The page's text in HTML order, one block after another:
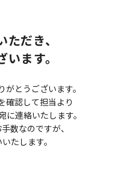
だき、
ます。
とうございます。
確認して担当より
連絡いたします。
数なのですが、
たします。